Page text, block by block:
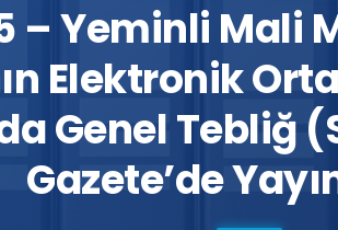
– Yeminli Mali
Elektronik
Genel Tebliğ
Gazete’de